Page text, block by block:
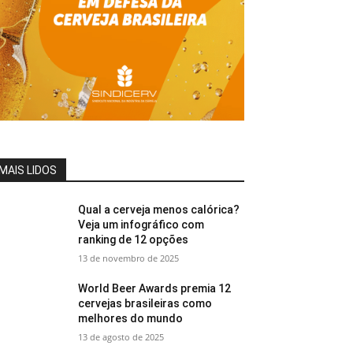
LIDOS
Qual a cerveja menos calórica?
Veja um infográfico com
ranking de 12 opções
13 de novembro de 2025
World Beer Awards premia 12
cervejas brasileiras como
melhores do mundo
13 de agosto de 2025